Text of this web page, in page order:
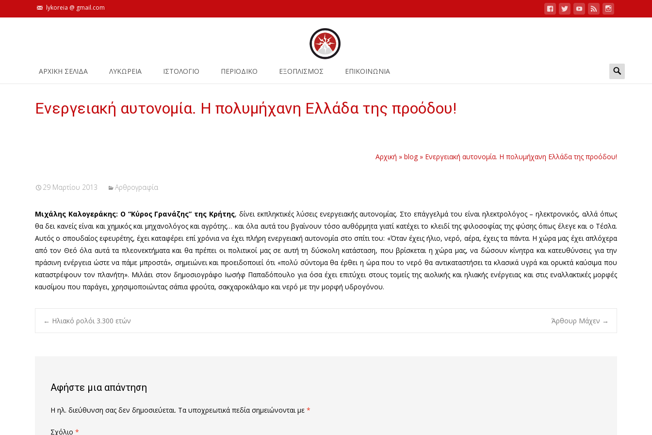
lykoreia @ gmail.com
ΑΡΧΙΚΗ ΣΕΛΙΔΑ ΛΥΚΩΡΕΙΑ ΙΣΤΟΛΌΓΙΟ ΠΕΡΙΟΔΙΚΟ ΕΞΟΠΛΙΣΜΟΣ ΕΠΙΚΟΙΝΩΝΙΑ
Search
for:
Ενεργειακή αυτονομία. Η πολυμήχανη Ελλάδα της προόδου!
Αρχική » blog » Ενεργειακή αυτονομία. Η πολυμήχανη Ελλάδα της προόδου!
29 Μαρτίου 2013 Αρθρογραφία
Μιχάλης Καλογεράκης: Ο “Κύρος Γρανάζης” της Κρήτης, δίνει εκπληκτικές λύσεις ενεργειακής αυτονομίας. Στο επάγγελμά του είναι ηλεκτρολόγος – ηλεκτρονικός, αλλά όπως
θα δει κανείς είναι και χημικός και μηχανολόγος και αγρότης… και όλα αυτά του βγαίνουν τόσο αυθόρμητα γιατί κατέχει το κλειδί της φιλοσοφίας της φύσης όπως έλεγε και ο Τέσλα.
Αυτός ο σπουδαίος εφευρέτης, έχει καταφέρει επί χρόνια να έχει πλήρη ενεργειακή αυτονομία στο σπίτι του: «Όταν έχεις ήλιο, νερό, αέρα, έχεις τα πάντα. Η χώρα μας έχει απλόχερα
από τον Θεό όλα αυτά τα πλεονεκτήματα και θα πρέπει οι πολιτικοί μας σε αυτή τη δύσκολη κατάσταση, που βρίσκεται η χώρα μας, να δώσουν κίνητρα και κατευθύνσεις για την
πράσινη ενέργεια ώστε να πάμε μπροστά», σημειώνει και προειδοποιεί ότι «πολύ σύντομα θα έρθει η ώρα που το νερό θα αντικαταστήσει τα κλασικά υγρά και ορυκτά καύσιμα που
καταστρέφουν τον πλανήτη». Μιλάει στον δημοσιογράφο Ιωσήφ Παπαδόπουλο για όσα έχει επιτύχει στους τομείς της αιολικής και ηλιακής ενέργειας και στις εναλλακτικές μορφές
καυσίμου που παράγει, χρησιμοποιώντας σάπια φρούτα, σακχαροκάλαμο και νερό με την μορφή υδρογόνου.
Post
← Ηλιακό ρολόι 3.300 ετών Άρθουρ Μάχεν →
Αφήστε μια απάντηση
Η ηλ. διεύθυνση σας δεν δημοσιεύεται. Τα υποχρεωτικά πεδία σημειώνονται με *
Σχόλιο *